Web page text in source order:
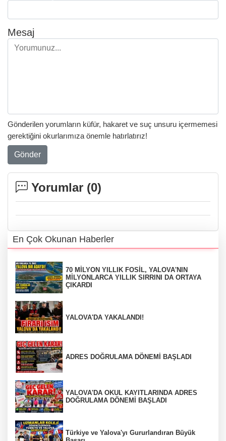
Mesaj
Gönderilen yorumların küfür, hakaret ve suç unsuru içermemesi
gerektiğini okurlarımıza önemle hatırlatırız!
Gönder
Yorumlar (0)
En Çok Okunan Haberler
70 MİLYON YILLIK FOSİL, YALOVA'NIN
MİLYONLARCA YILLIK SIRRINI DA ORTAYA
ÇIKARDI
YALOVA'DA YAKALANDI!
ADRES DOĞRULAMA DÖNEMİ BAŞLADI
YALOVA'DA OKUL KAYITLARINDA ADRES
DOĞRULAMA DÖNEMİ BAŞLADI
Türkiye ve Yalova'yı Gururlandıran Büyük